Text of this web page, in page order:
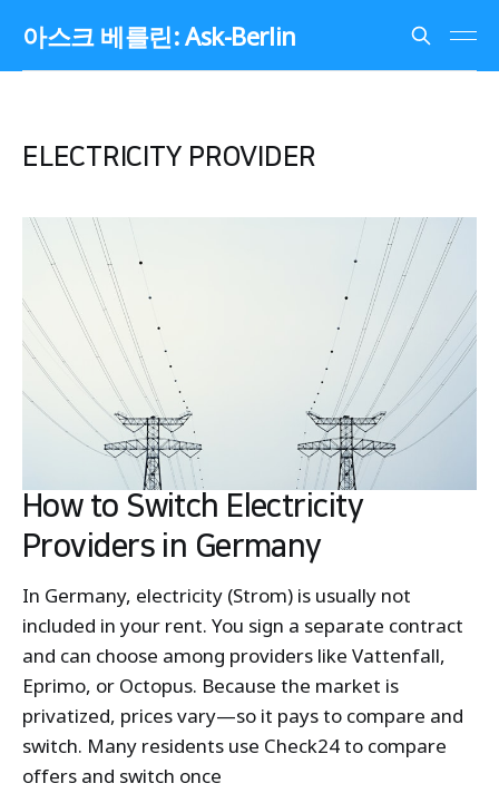
아스크 베를린: Ask-Berlin
ELECTRICITY PROVIDER
How to Switch Electricity
Providers in Germany
In Germany, electricity (Strom) is usually not
included in your rent. You sign a separate contract
and can choose among providers like Vattenfall,
Eprimo, or Octopus. Because the market is
privatized, prices vary—so it pays to compare and
switch. Many residents use Check24 to compare
offers and switch once